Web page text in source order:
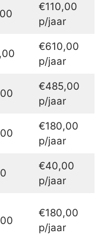
€110,00
p/jaar
€610,00
p/jaar
€485,00
p/jaar
€180,00
p/jaar
€40,00
p/jaar
€180,00
p/jaar